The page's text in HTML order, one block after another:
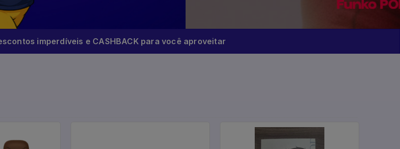
imperdíveis e CASHBACK para você aproveitar